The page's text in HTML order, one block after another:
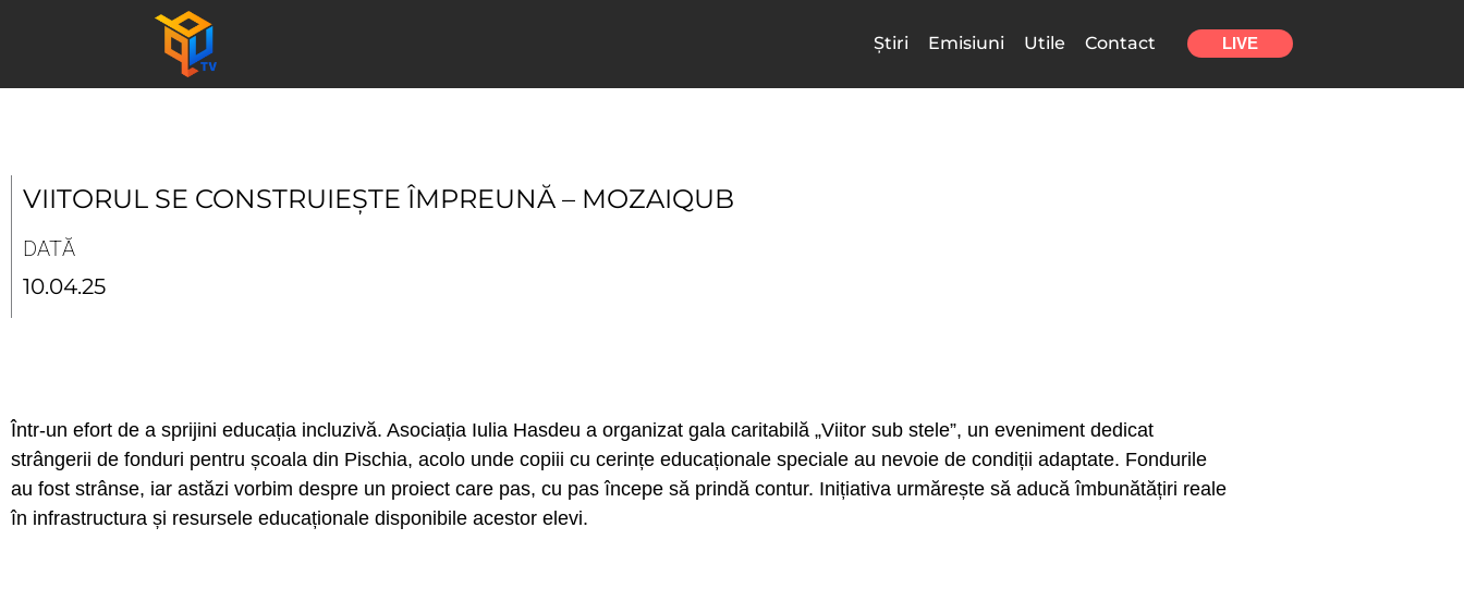
Știri Emisiuni Utile Contact LIVE
VIITORUL SE CONSTRUIEȘTE ÎMPREUNĂ – MOZAIQUB
DATĂ
10.04.25
Într-un efort de a sprijini educația incluzivă. Asociația Iulia Hasdeu a organizat gala caritabilă „Viitor sub stele”, un eveniment dedicat
strângerii de fonduri pentru școala din Pischia, acolo unde copiii cu cerințe educaționale speciale au nevoie de condiții adaptate. Fondurile
au fost strânse, iar astăzi vorbim despre un proiect care pas, cu pas începe să prindă contur. Inițiativa urmărește să aducă îmbunătățiri reale
în infrastructura și resursele educaționale disponibile acestor elevi.